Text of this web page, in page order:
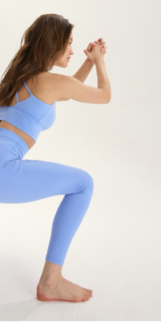
Candy Court Modal
Wave collection
Colores collection
Aquarelle collection
Lotus collection